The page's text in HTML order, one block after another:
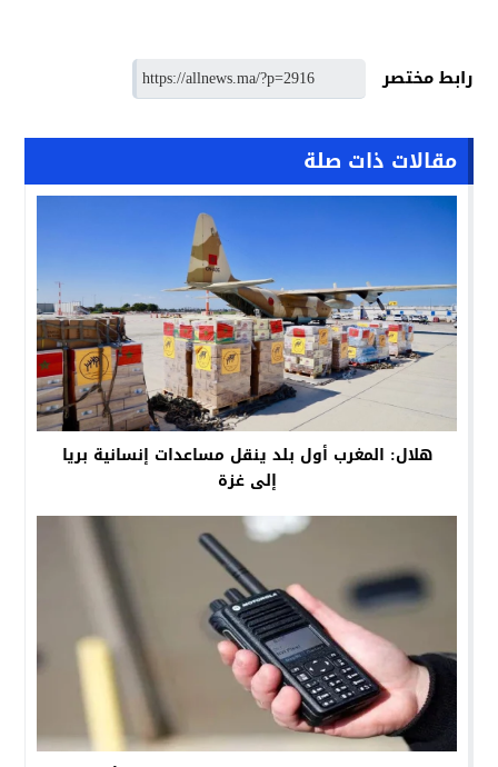
رابط مختصر
مقالات ذات صلة
هلال: المغرب أول بلد ينقل مساعدات إنسانية بريا
إلى غزة